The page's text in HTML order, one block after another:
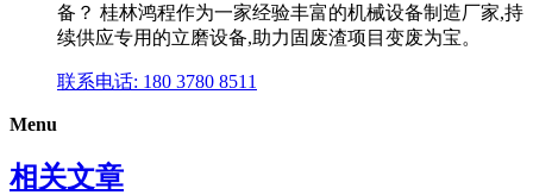
备？ 桂林鸿程作为一家经验丰富的机械设备制造厂家,持
续供应专用的立磨设备,助力固废渣项目变废为宝。
联系电话: 180 3780 8511
Menu
相关文章